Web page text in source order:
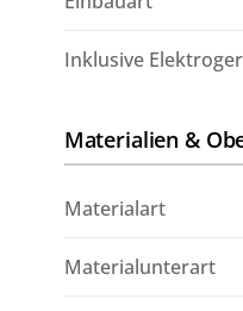
Inklusive
Materialien &
Materialart
Materialunterart